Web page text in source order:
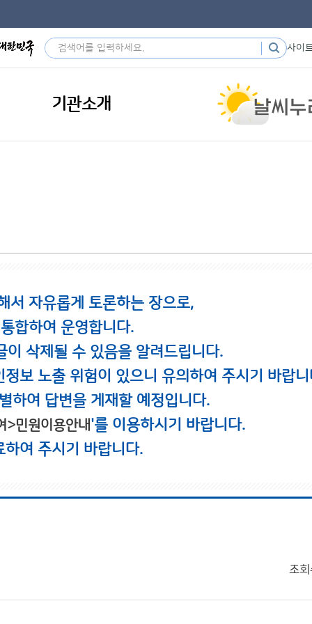
사이
기관소개
서 자유롭게 토론하는 장으로,
합하여 운영합니다.
삭제될 수 있음을 알려드립니다.
보 노출 위험이 있으니 유의하여 주시기 바랍니
하여 답변을 게재할 예정입니다.
>민원이용안내'를 이용하시기 바랍니다.
여 주시기 바랍니다.
조회